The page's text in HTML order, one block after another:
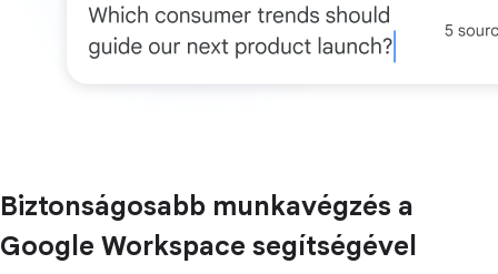
Biztonságosabb munkavégzés a
Google Workspace segítségével